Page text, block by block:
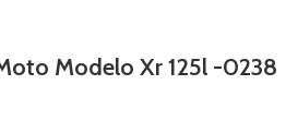
Modelo Xr 125l -0238